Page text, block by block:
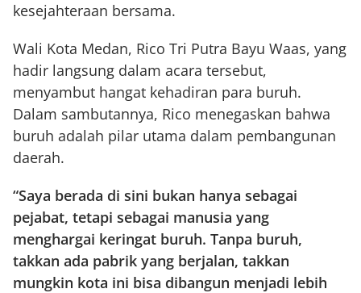
kesejahteraan bersama.
Wali Kota Medan, Rico Tri Putra Bayu Waas, yang
hadir langsung dalam acara tersebut,
menyambut hangat kehadiran para buruh.
Dalam sambutannya, Rico menegaskan bahwa
buruh adalah pilar utama dalam pembangunan
daerah.
“Saya berada di sini bukan hanya sebagai
pejabat, tetapi sebagai manusia yang
menghargai keringat buruh. Tanpa buruh,
takkan ada pabrik yang berjalan, takkan
mungkin kota ini bisa dibangun menjadi lebih